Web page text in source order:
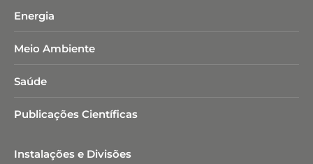
Energia
Meio Ambiente
Saúde
Publicações Científicas
Instalações e Divisões